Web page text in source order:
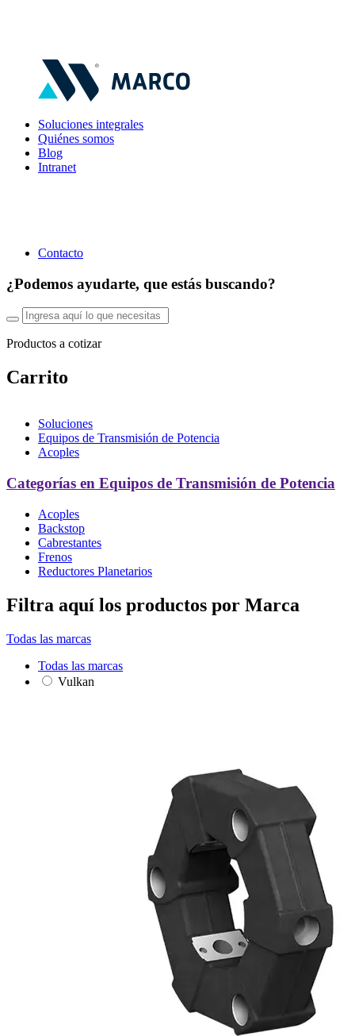
Soluciones integrales
Quiénes somos
Blog
Intranet
Contacto
¿Podemos ayudarte, que estás buscando?
Productos a cotizar
Carrito
Soluciones
Equipos de Transmisión de Potencia
Acoples
Categorías en Equipos de Transmisión de Potencia
Acoples
Backstop
Cabrestantes
Frenos
Reductores Planetarios
Filtra aquí los productos por Marca
Todas las marcas
Todas las marcas
Vulkan